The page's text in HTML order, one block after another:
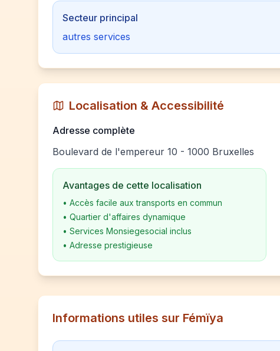
Secteur principal
autres services
Localisation & Accessibilité
Adresse complète
Boulevard de l'empereur 10 - 1000 Bruxelles
Avantages de cette localisation
• Accès facile aux transports en commun
• Quartier d'affaires dynamique
• Services Monsiegesocial inclus
• Adresse prestigieuse
Informations utiles sur Fémïya